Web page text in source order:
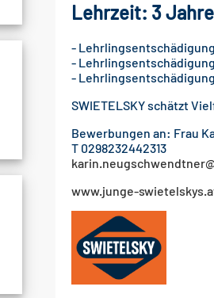
Lehrzeit: 3 Jahre
- Lehrlingsentschädigung
- Lehrlingsentschädigung
- Lehrlingsentschädigung
SWIETELSKY schätzt
Bewerbungen an: Frau
T 0298232442313
www.junge-